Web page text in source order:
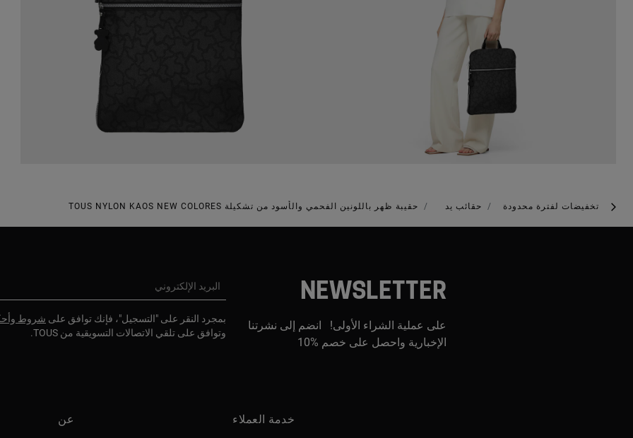
تخفيضات لفترة محدودة حقائب يد حقيبة ظهر باللونين الفحمي والأسود من تشكيلة TOUS NYLON KAOS NEW COLORES
NEWSLETTER
على عملية الشراء الأولى! انضم إلى نشرتنا
الإخبارية واحصل على خصم %10
البريد الإلكتروني
بمجرد النقر على "التسجيل"، فإنك توافق على شروط
وتوافق على تلقي الاتصالات التسويقية من TOUS.
خدمة العملاء عن